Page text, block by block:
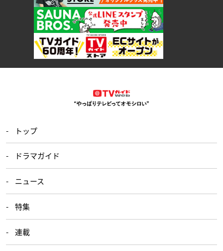
トップ
ドラマガイド
ニュース
特集
連載